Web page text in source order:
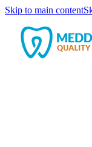
Skip to main content